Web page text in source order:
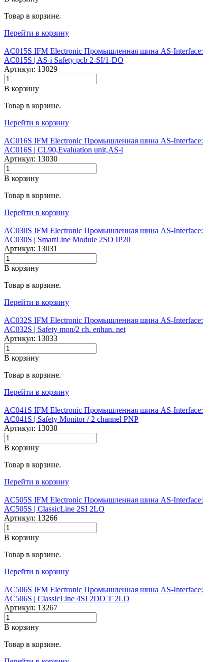
Товар в корзине.
Перейти в корзину
AC015S IFM Electronic Промышленная шина AS-Interface:
AC015S |‌ AS-i Safety pcb 2-SI/1-DO
Артикул: 13029
В корзину
Товар в корзине.
Перейти в корзину
AC016S IFM Electronic Промышленная шина AS-Interface:
AC016S |‌ CL90,Evaluation unit,AS-i
Артикул: 13030
В корзину
Товар в корзине.
Перейти в корзину
AC030S IFM Electronic Промышленная шина AS-Interface:
AC030S |‌ SmartLine Module 2SO IP20
Артикул: 13031
В корзину
Товар в корзине.
Перейти в корзину
AC032S IFM Electronic Промышленная шина AS-Interface:
AC032S |‌ Safety mon/2 ch. enhan. net
Артикул: 13033
В корзину
Товар в корзине.
Перейти в корзину
AC041S IFM Electronic Промышленная шина AS-Interface:
AC041S |‌ Safety Monitor / 2 channel PNP
Артикул: 13038
В корзину
Товар в корзине.
Перейти в корзину
AC505S IFM Electronic Промышленная шина AS-Interface:
AC505S |‌ ClassicLine 2SI 2LO
Артикул: 13266
В корзину
Товар в корзине.
Перейти в корзину
AC506S IFM Electronic Промышленная шина AS-Interface:
AC506S |‌ ClassicLine 4SI 2DO T 2LO
Артикул: 13267
В корзину
Товар в корзине.